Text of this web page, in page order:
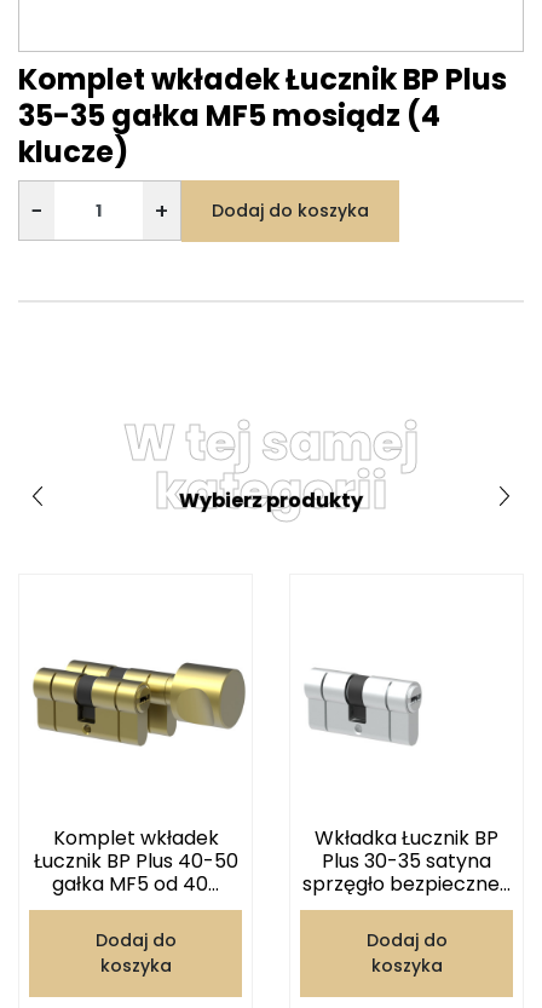
Komplet wkładek Łucznik BP Plus
35-35 gałka MF5 mosiądz (4
klucze)
− + Dodaj do koszyka
W tej samej
kategorii
Wybierz produkty
Komplet wkładek
Łucznik BP Plus 40-50
gałka MF5 od 40...
Dodaj do
koszyka
Wkładka Łucznik BP
Plus 30-35 satyna
sprzęgło bezpieczne...
Dodaj do
koszyka